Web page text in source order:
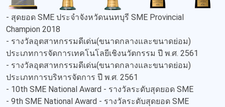
- สุดยอด SME ประจำจังหวัดนนทบุรี SME Provincial
Champion 2018
- รางวัลอุตสาหกรรมดีเด่น(ขนาดกลางและขนาดย่อม)
ประเภทการจัดการเทคโนโลยีเชิงนวัตกรรม ปี พ.ศ. 2561
- รางวัลอุตสาหกรรมดีเด่น(ขนาดกลางและขนาดย่อม)
ประเภทการบริหารจัดการ ปี พ.ศ. 2561
- 10th SME National Award - รางวัลระดับสุดยอด SME
- 9th SME National Award - รางวัลระดับสุดยอด SME